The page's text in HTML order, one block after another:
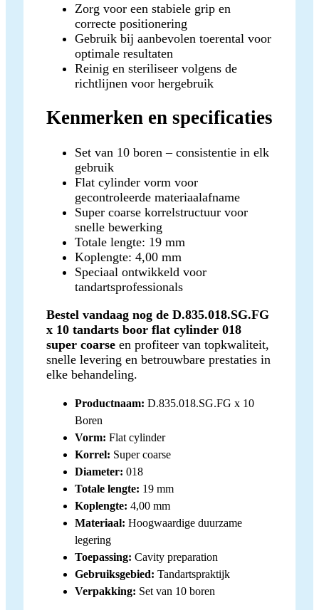
Zorg voor een stabiele grip en
correcte positionering
Gebruik bij aanbevolen toerental voor
optimale resultaten
Reinig en steriliseer volgens de
richtlijnen voor hergebruik
Kenmerken en specificaties
Set van 10 boren – consistentie in elk
gebruik
Flat cylinder vorm voor
gecontroleerde materiaalafname
Super coarse korrelstructuur voor
snelle bewerking
Totale lengte: 19 mm
Koplengte: 4,00 mm
Speciaal ontwikkeld voor
tandartsprofessionals
Bestel vandaag nog de D.835.018.SG.FG
x 10 tandarts boor flat cylinder 018
super coarse en profiteer van topkwaliteit,
snelle levering en betrouwbare prestaties in
elke behandeling.
Productnaam: D.835.018.SG.FG x 10
Boren
Vorm: Flat cylinder
Korrel: Super coarse
Diameter: 018
Totale lengte: 19 mm
Koplengte: 4,00 mm
Materiaal: Hoogwaardige duurzame
legering
Toepassing: Cavity preparation
Gebruiksgebied: Tandartspraktijk
Verpakking: Set van 10 boren